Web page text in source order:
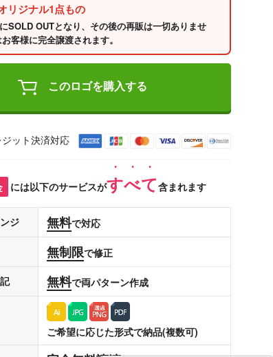
リジナル1点もの
SOLD OUTとなり、その後の再販は一切ありませ
客様に完全譲渡されます。
このロゴを購入する
ット決済対応
には以下のサービスがすべて含まれます
ジ 無料で対応
無制限で修正
無料で両パターン作成
ご希望に応じた形式で納品(複数可)